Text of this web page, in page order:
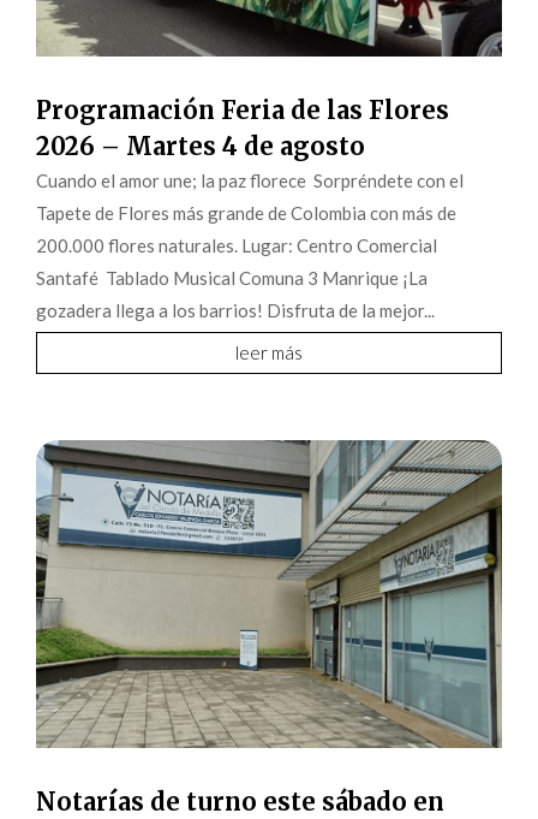
Programación Feria de las Flores
2026 – Martes 4 de agosto
Cuando el amor une; la paz florece Sorpréndete con el
Tapete de Flores más grande de Colombia con más de
200.000 flores naturales. Lugar: Centro Comercial
Santafé Tablado Musical Comuna 3 Manrique ¡La
gozadera llega a los barrios! Disfruta de la mejor...
leer más
Notarías de turno este sábado en